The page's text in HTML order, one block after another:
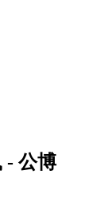
- 公博